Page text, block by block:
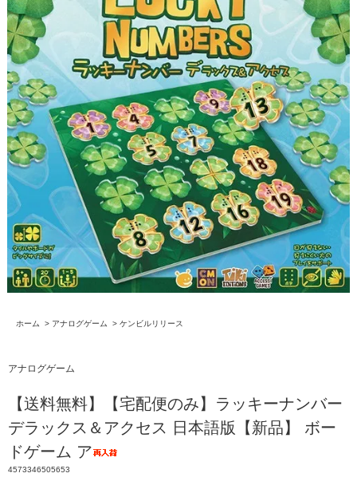
ホーム > アナログゲーム > ケンビルリリース
アナログゲーム
【送料無料】【宅配便のみ】ラッキーナンバー
デラックス＆アクセス 日本語版【新品】 ボー
ドゲーム ア
4573346505653